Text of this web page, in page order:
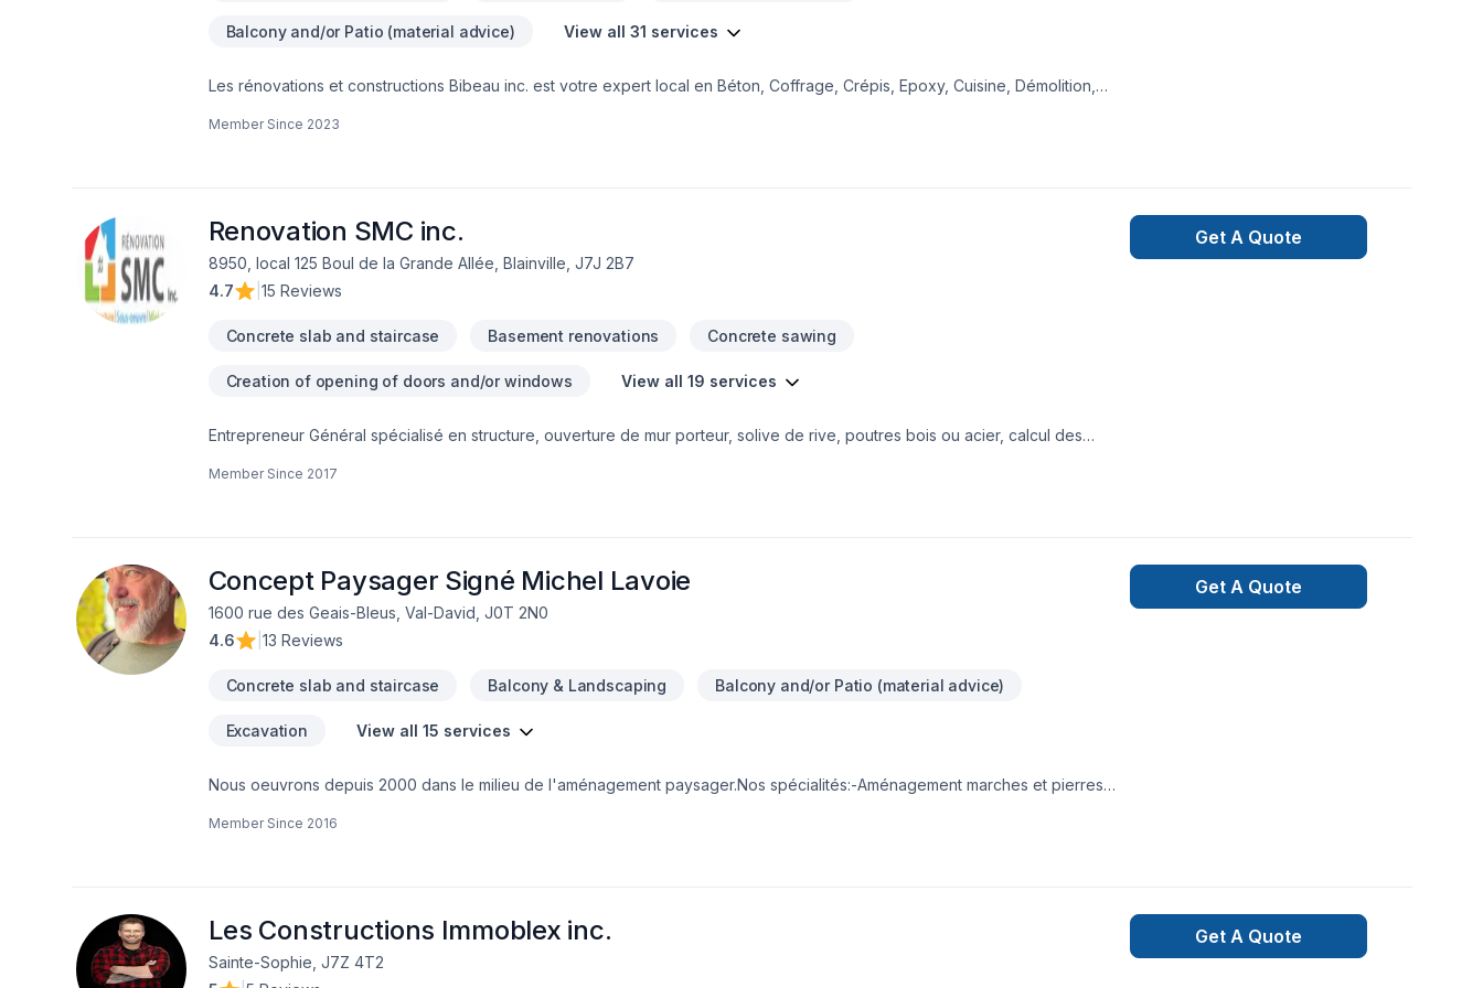
Balcony and/or Patio (material advice) View all 31 services
Les rénovations et constructions Bibeau inc. est votre expert local en Béton, Coffrage, Crépis, Epoxy, Cuisine, Démolition,
Salle de bain, Sous-sol dans les secteurs de Centre du Québec,Lanaudière,Laurentides,Laval,Mauricie,Montérégie,Montréal,
Member Since 2023
Renovation SMC inc.
8950, local 125 Boul de la Grande Allée, Blainville, J7J 2B7
4.7
15 Reviews
Concrete slab and staircase Basement renovations Concrete sawing
Creation of opening of doors and/or windows View all 19 services
Entrepreneur Général spécialisé en structure, ouverture de mur porteur, solive de rive, poutres bois ou acier, calcul des
Member Since 2017
Get A Quote
Concept Paysager Signé Michel Lavoie
1600 rue des Geais-Bleus, Val-David, J0T 2N0
4.6
13 Reviews
Concrete slab and staircase Balcony & Landscaping Balcony and/or Patio (material advice)
Excavation View all 15 services
Nous oeuvrons depuis 2000 dans le milieu de l'aménagement paysager.Nos spécialités:-Aménagement marches et pierres
d'acces, fossés, ponceaux. nivellement de terrain.
Member Since 2016
Get A Quote
Les Constructions Immoblex inc.
Sainte-Sophie, J7Z 4T2
Get A Quote